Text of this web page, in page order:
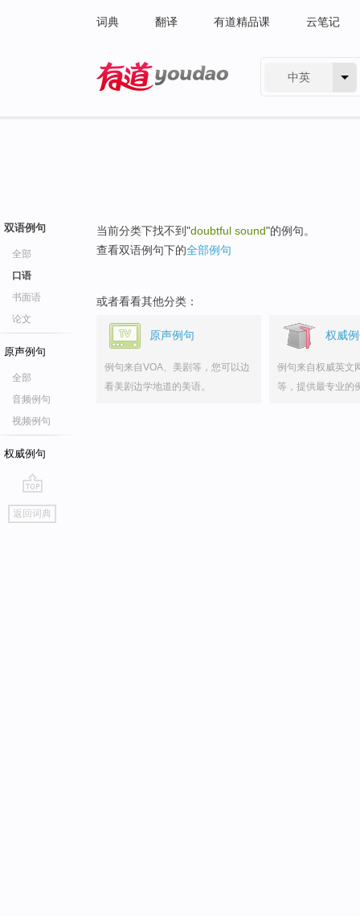
词典 翻译 有道精品课 云笔记
中英
双语例句
全部
口语
书面语
论文
原声例句
全部
音频例句
视频例句
权威例句
go
top
返回词典
当前分类下找不到"doubtful sound"的例句。
查看双语例句下的全部例句
或者看看其他分类：
原声例句
例句来自VOA、美剧等，您可以边
看美剧边学地道的美语。
权威
例句来自权威英文
等，提供最专业的